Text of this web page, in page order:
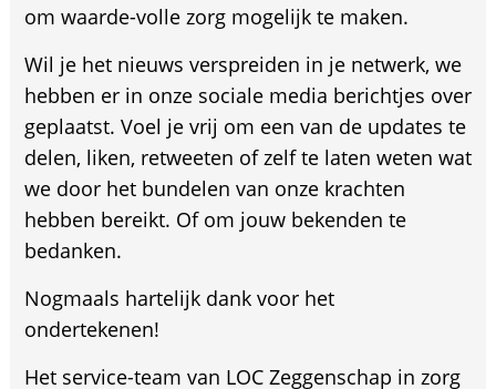
om waarde-volle zorg mogelijk te maken.
Wil je het nieuws verspreiden in je netwerk, we
hebben er in onze sociale media berichtjes over
geplaatst. Voel je vrij om een van de updates te
delen, liken, retweeten of zelf te laten weten wat
we door het bundelen van onze krachten
hebben bereikt. Of om jouw bekenden te
bedanken.
Nogmaals hartelijk dank voor het
ondertekenen!
Het service-team van LOC Zeggenschap in zorg